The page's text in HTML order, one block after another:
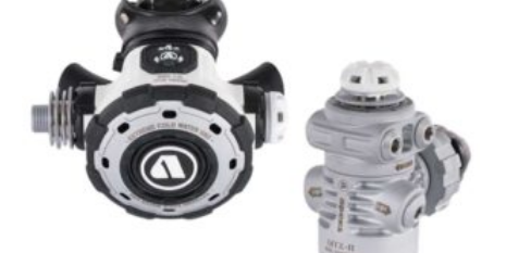
729,00€.609,00€.